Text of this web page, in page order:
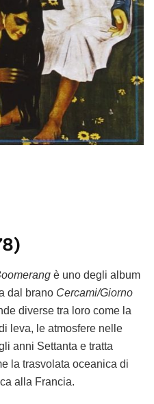
è uno degli album
dal brano Cercami/Giorno
diverse tra loro come la
leva, le atmosfere nelle
anni Settanta e tratta
la trasvolata oceanica di
alla Francia.